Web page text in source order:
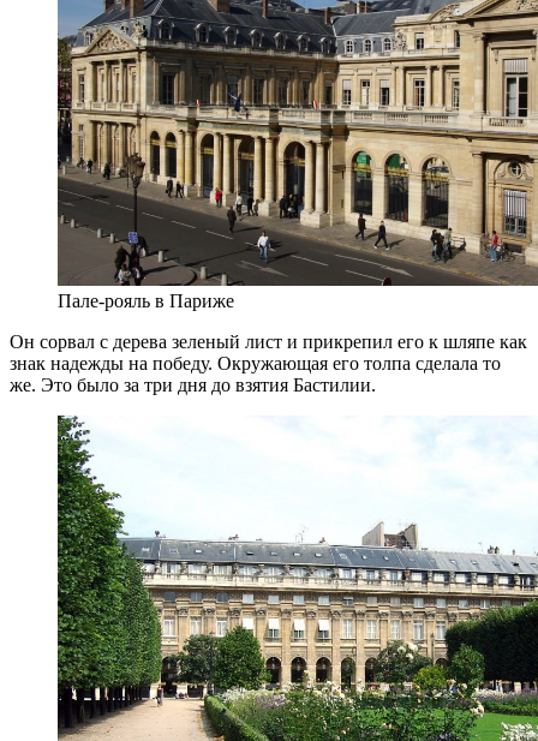
Пале-рояль в Париже
Он сорвал с дерева зеленый лист и прикрепил его к шляпе как
знак надежды на победу. Окружающая его толпа сделала то
же. Это было за три дня до взятия Бастилии.